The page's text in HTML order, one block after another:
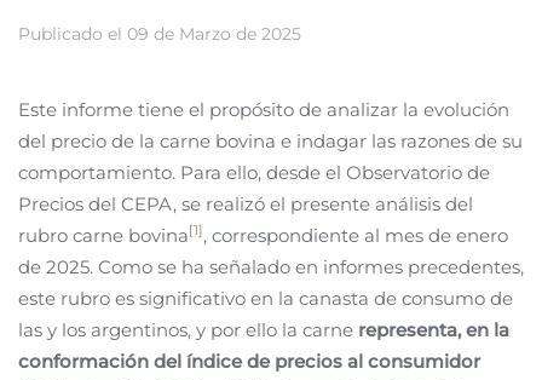
Publicado el 09 de Marzo de 2025
Este informe tiene el propósito de analizar la evolución
del precio de la carne bovina e indagar las razones de su
comportamiento. Para ello, desde el Observatorio de
Precios del CEPA, se realizó el presente análisis del
rubro carne bovina[1], correspondiente al mes de enero
de 2025. Como se ha señalado en informes precedentes,
este rubro es significativo en la canasta de consumo de
las y los argentinos, y por ello la carne representa, en la
conformación del índice de precios al consumidor